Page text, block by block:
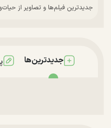
جدیدترین فیلم‌ها و تصاویر از
جدیدترین‌ها